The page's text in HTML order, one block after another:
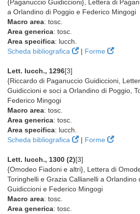
{Paganuccio Guidiccioni}, Lettera di
a Orlandino di Poggio e Federico Mingogi
Macro area: tosc.
Area generica: tosc.
Area specifica: lucch.
Scheda bibliografica
| Forme
Lett. lucch., 1296[3]
{Riccardo di Paganuccio Guidiccioni,
Guidiccioni e soci a Orlandino di Poggio,
Federico Mingogi
Macro area: tosc.
Area generica: tosc.
Area specifica: lucch.
Scheda bibliografica
| Forme
Lett. lucch., 1300 (2)[3]
{Omodeo Fiadoni e altri}, Lettera di
Toringhelli e Grazia Callianelli a Orlandino
Guidiccioni e Federico Mingogi
Macro area: tosc.
Area generica: tosc.